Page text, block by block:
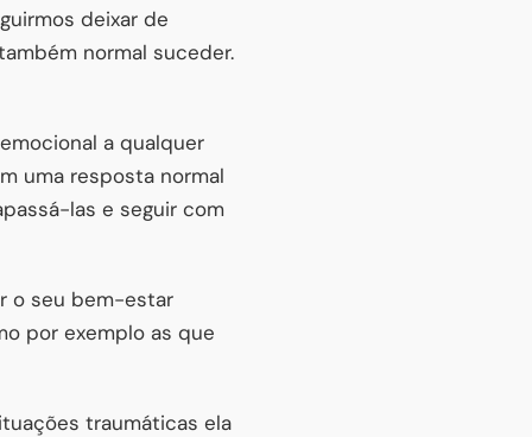
deixar de
normal suceder.
a qualquer
uma resposta normal
las e seguir com
o seu bem-estar
por exemplo as que
traumáticas ela